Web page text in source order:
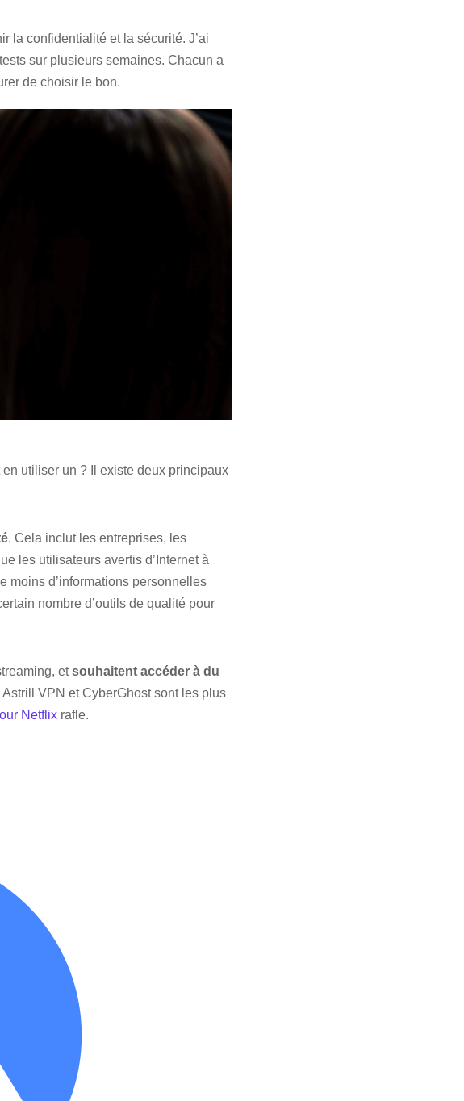
la confidentialité et la sécurité. J’ai
sur plusieurs semaines. Chacun a
de choisir le bon.
utiliser un ? Il existe deux principaux
. Cela inclut les entreprises, les
les utilisateurs avertis d’Internet à
moins d’informations personnelles
nombre d’outils de qualité pour
etsouhaitent accéder à du
Astrill VPN et CyberGhost sont les plus
Netflix rafle.